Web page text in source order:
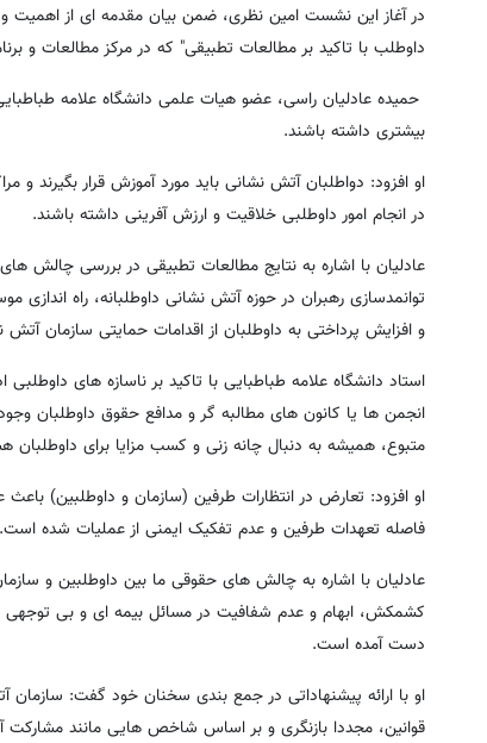
در آغاز این نشست امین نظری، ضمن بیان مقدمه ای از اهمیت
داوطلب با تاکید بر مطالعات تطبیقی" که در مرکز مطالعات و
حمیده عادلیان راسی، عضو هیات علمی دانشگاه علامه
بیشتری داشته باشند.
او افزود: دواطلبان آتش نشانی باید مورد آموزش قرار بگیرند و
در انجام امور داوطلبی خلاقیت و ارزش آفرینی داشته باشند.
عادلیان با اشاره به نتایج مطالعات تطبیقی در بررسی چالش
توانمدسازی رهبران در حوزه آتش نشانی داوطلبانه، راه
و افزایش پرداختی به داوطلبان از اقدامات حمایتی سازمان آتش
استاد دانشگاه علامه طباطبایی با تاکید بر ناسازه های
انجمن ها یا کانون های مطالبه گر و مدافع حقوق داوطلبان
متبوع، همیشه به دنبال چانه زنی و کسب مزایا برای داوطلبان
او افزود: تعارض در انتظارات طرفین (سازمان و داوطلبین)
فاصله تعهدات طرفین و عدم تفکیک ایمنی از عملیات شده است.
عادلیان با اشاره به چالش های حقوقی ما بین داوطلبین و
کشمکش، ابهام و عدم شفافیت در مسائل بیمه ای و بی
دست آمده است.
او با ارائه پیشنهاداتی در جمع بندی سخنان خود گفت: سازمان
قوانین، مجددا بازنگری و بر اساس شاخص هایی مانند مشارکت